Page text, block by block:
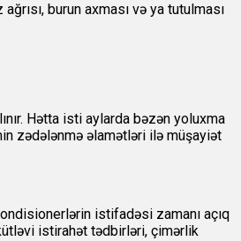
burun axması və ya tutulması
Hətta isti aylarda bəzən yoluxma
zədələnmə əlamətləri ilə müşayiət
istifadəsi zamanı açıq
istirahət tədbirləri, çimərlik